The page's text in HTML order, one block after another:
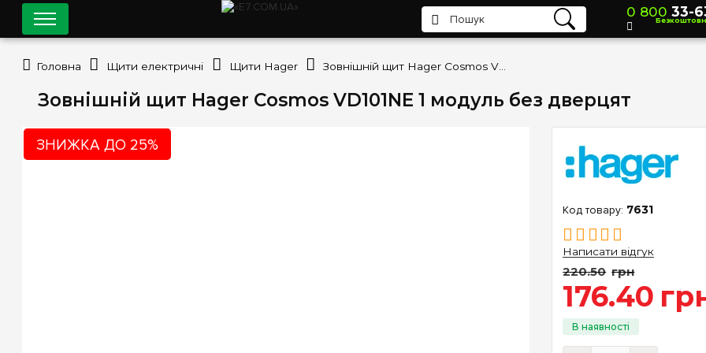
Зовнішній щит Hager Cosmos VD101NE 1 модуль без дверцят
ЗНИЖКА ДО 25%
7631
Написати відгук
220.50 грн
176.40
0 800 33-
Головна Щити електричні Щити Hager